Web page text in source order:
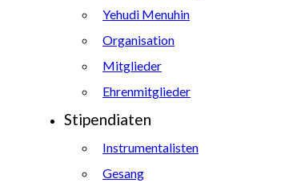
Yehudi Menuhin
Organisation
Mitglieder
Ehrenmitglieder
Stipendiaten
Instrumentalisten
Gesang